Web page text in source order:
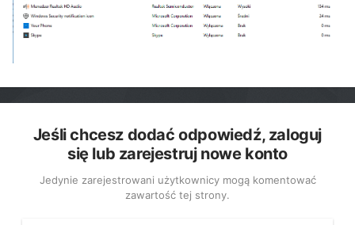
Jeśli chcesz dodać odpowiedź, zaloguj
się lub zarejestruj nowe konto
Jedynie zarejestrowani użytkownicy mogą komentować
zawartość tej strony.